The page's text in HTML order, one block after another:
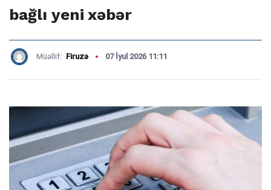
bağlı yeni xəbər
Müəllif: Firuzə 07 İyul 2026 11:11